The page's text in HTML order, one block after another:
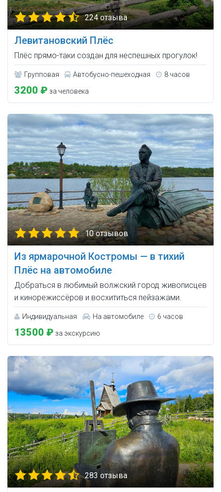
224 отзыва
Левитановский Плёс
Плёс прямо-таки создан для неспешных прогулок!
Групповая Автобусно-пешеходная 8 часов
3200 ₽ за человека
10 отзывов
Из ярмарочной Костромы — в тихий
Плёс на автомобиле
Добраться в любимый волжский город живописцев
и кинорежиссёров и восхититься пейзажами.
Индивидуальная На автомобиле 6 часов
13500 ₽ за экскурсию
283 отзыва